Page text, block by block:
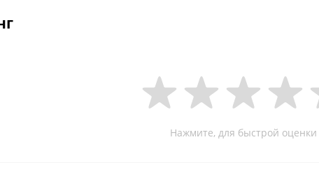
Нажмите, для быстрой оценки